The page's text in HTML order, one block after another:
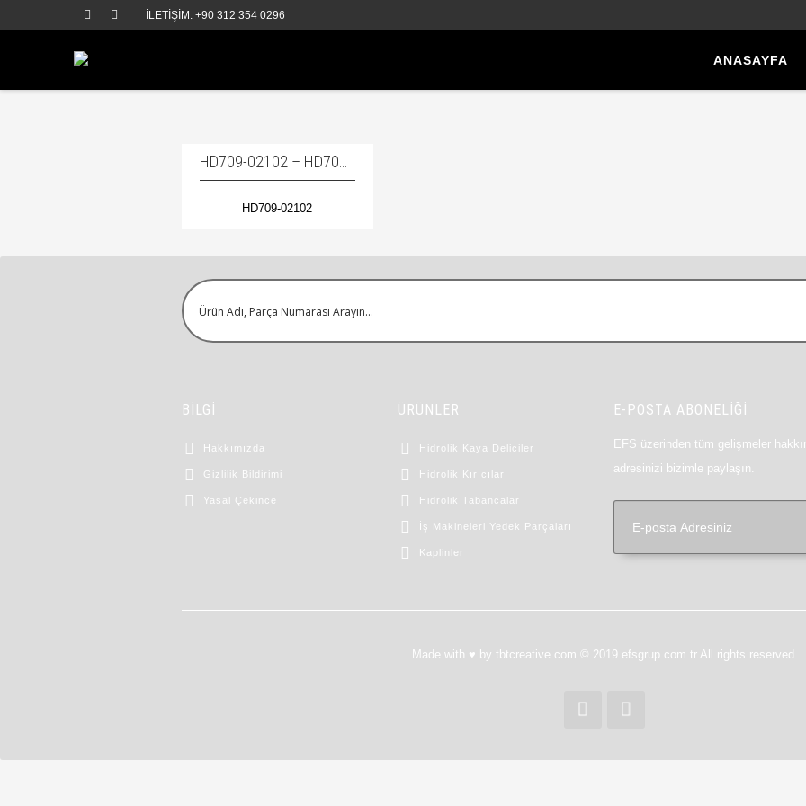
İLETİŞİM: +90 312 354 0296
ANASAYFA
HD709-02102
BİLGİ
Hakkımızda
Gizlilik Bildirimi
Yasal Çekince
ÜRÜNLER
Hidrolik Kaya Deliciler
Hidrolik Kırıcılar
Hidrolik Tabancalar
İş Makineleri Yedek Parçaları
Kaplinler
E-POSTA ABONELİĞİ
EFS üzerinden tüm gelişmeler
adresinizi bizimle paylaşın.
Made with ♥ by tbtcreative.com © 2019 efsgrup.com.tr All rights reserved.